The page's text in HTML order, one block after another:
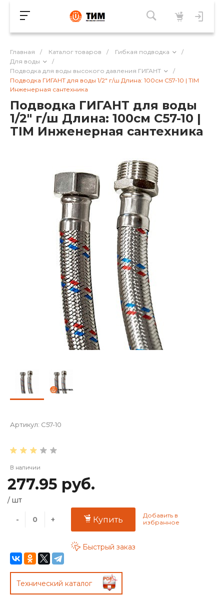
Главная / Каталог товаров / Гибкая подводка
/
Для воды
/
Подводка для воды высокого давления ГИГАНТ
/
Подводка ГИГАНТ для воды 1/2" г/ш Длина: 100см C57-10 | TIM
Инженерная сантехника
Подводка ГИГАНТ для воды
1/2" г/ш Длина: 100см C57-10 |
TIM Инженерная сантехника
Артикул: C57-10
В наличии
277.95 руб.
/ шт
- + Купить
Быстрый заказ
Технический каталог